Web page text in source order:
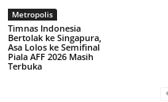
Metropolis
Timnas Indonesia
Bertolak ke Singapura,
Asa Lolos ke Semifinal
Piala AFF 2026 Masih
Terbuka